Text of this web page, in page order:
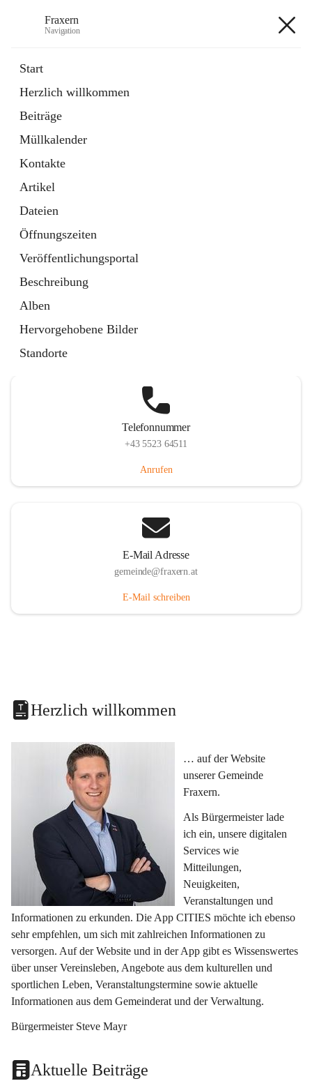
Fraxern
Navigation
Start
Herzlich willkommen
Beiträge
Müllkalender
Kontakte
Artikel
Dateien
Öffnungszeiten
Veröffentlichungsportal
Beschreibung
Alben
Hervorgehobene Bilder
Standorte
Ordner
in
Tab
Formulare
Artikel
öffnet
in
neuem
Tab
Telefonnummer
+43 5523 64511
Anrufen
E-Mail Adresse
gemeinde@fraxern.at
E-Mail schreiben
Herzlich willkommen
… auf der Website
unserer Gemeinde
Fraxern.
Als Bürgermeister lade
ich ein, unsere digitalen
Services wie
Mitteilungen,
Neuigkeiten,
Veranstaltungen und
Informationen zu erkunden. Die App CITIES möchte ich ebenso
sehr empfehlen, um sich mit zahlreichen Informationen zu
versorgen. Auf der Website und in der App gibt es Wissenswertes
über unser Vereinsleben, Angebote aus dem kulturellen und
sportlichen Leben, Veranstaltungstermine sowie aktuelle
Informationen aus dem Gemeinderat und der Verwaltung.
Bürgermeister Steve Mayr
Aktuelle Beiträge